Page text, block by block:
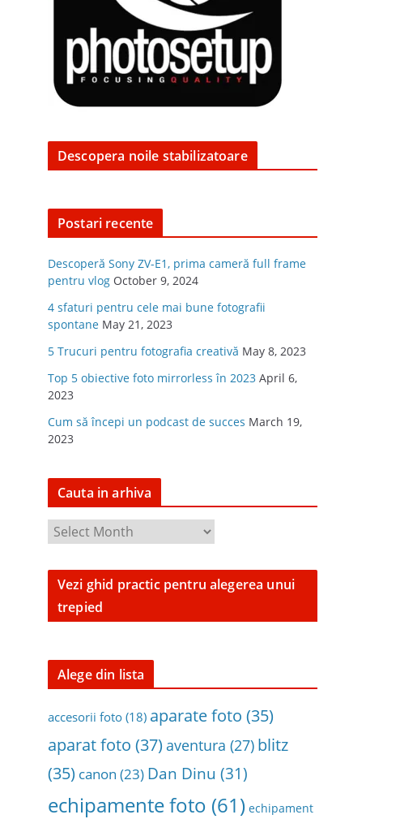
Descopera noile stabilizatoare
Postari recente
Descoperă Sony ZV-E1, prima cameră full frame
pentru vlog October 9, 2024
4 sfaturi pentru cele mai bune fotografii
spontane May 21, 2023
5 Trucuri pentru fotografia creativă May 8, 2023
Top 5 obiective foto mirrorless în 2023 April 6,
2023
Cum să începi un podcast de succes March 19,
2023
Cauta in arhiva
a
u
r
h
v
a
Vezi ghid practic pentru alegerea unui
trepied
Alege din lista
accesorii foto (18) aparate foto (35)
aparat foto (37) aventura (27) blitz
(35) canon (23) Dan Dinu (31)
echipamente foto (61) echipament